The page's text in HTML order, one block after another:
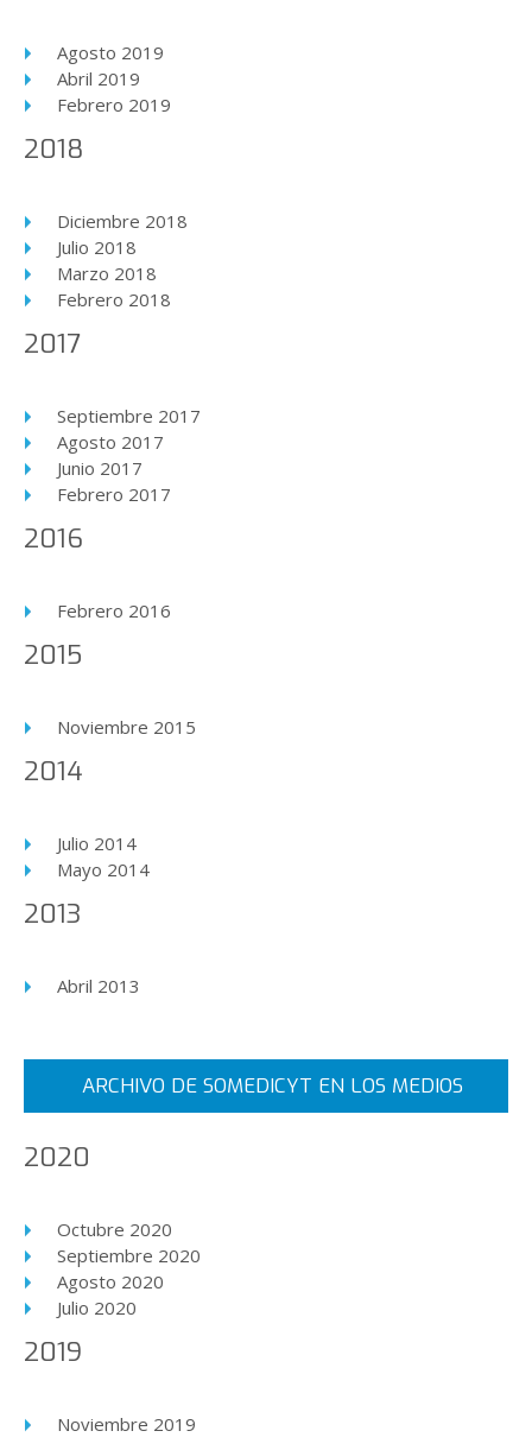
Agosto 2019
Abril 2019
Febrero 2019
2018
Diciembre 2018
Julio 2018
Marzo 2018
Febrero 2018
2017
Septiembre 2017
Agosto 2017
Junio 2017
Febrero 2017
2016
Febrero 2016
2015
Noviembre 2015
2014
Julio 2014
Mayo 2014
2013
Abril 2013
ARCHIVO DE SOMEDICYT EN LOS MEDIOS
2020
Octubre 2020
Septiembre 2020
Agosto 2020
Julio 2020
2019
Noviembre 2019